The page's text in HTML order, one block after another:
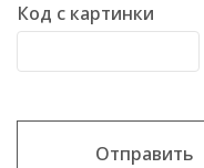
Код с картинки
Отправить